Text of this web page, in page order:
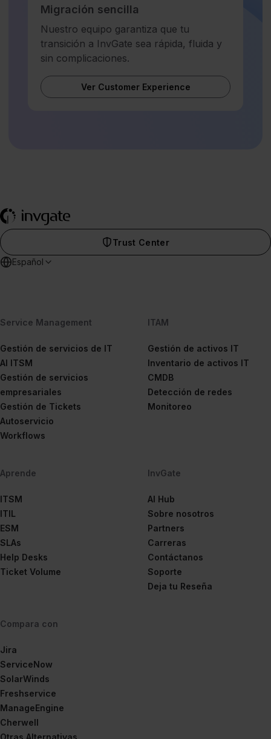
Migración sencilla
Nuestro equipo garantiza que tu
transición a InvGate sea rápida, fluida y
sin complicaciones.
Ver Customer Experience
Trust Center
Español
Service Management
Gestión de servicios de IT
AI ITSM
Gestión de servicios
empresariales
Gestión de Tickets
Autoservicio
Workflows
ITAM
Gestión de activos IT
Inventario de activos IT
CMDB
Detección de redes
Monitoreo
Aprende
ITSM
ITIL
ESM
SLAs
Help Desks
Ticket Volume
InvGate
AI Hub
Sobre nosotros
Partners
Carreras
Contáctanos
Soporte
Deja tu Reseña
Compara con
Jira
ServiceNow
SolarWinds
Freshservice
ManageEngine
Cherwell
Otras Alternativas